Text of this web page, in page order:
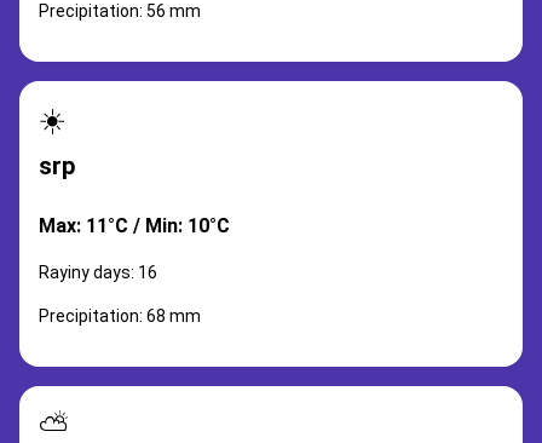
Precipitation: 56 mm
☀️
srp
Max: 11°C / Min: 10°C
Rayiny days: 16
Precipitation: 68 mm
⛅